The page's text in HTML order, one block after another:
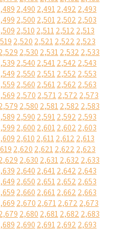
2,490 2,4912,492 2,493
2,500 2,5012,502 2,503
2,510 2,5112,512 2,513
2,520 2,5212,522 2,523
2,530 2,5312,532 2,533
2,540 2,5412,542 2,543
2,550 2,5512,552 2,553
2,560 2,5612,562 2,563
2,570 2,5712,572 2,573
2,580 2,5812,582 2,583
2,590 2,5912,592 2,593
2,600 2,6012,602 2,603
2,610 2,6112,612 2,613
2,620 2,6212,622 2,623
2,630 2,6312,632 2,633
2,640 2,6412,642 2,643
2,650 2,6512,652 2,653
2,660 2,6612,662 2,663
2,670 2,6712,672 2,673
2,680 2,6812,682 2,683
2,690 2,6912,692 2,693